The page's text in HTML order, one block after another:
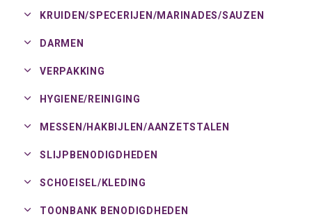
KRUIDEN/SPECERIJEN/MARINADES/SAUZEN
DARMEN
VERPAKKING
HYGIENE/ REINIGING
MESSEN/HAKBIJLEN/AANZETSTALEN
SLIJPBENODIGDHEDEN
SCHOEISEL/ KLEDING
TOONBANK BENODIGDHEDEN